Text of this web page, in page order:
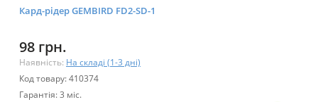
Кард-рідер GEMBIRD FD2-SD-1
98 грн.
Наявність: На складі (1-3 дні)
Код товару: 410374
Гарантія: 3 міс.